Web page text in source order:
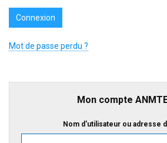
Mot de passe perdu ?
Mon compte
Nom d'utilisateur ou adresse